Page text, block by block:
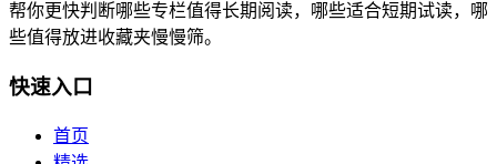
帮你更快判断哪些专栏值得长期阅读，哪些适合短期试读，哪
些值得放进收藏夹慢慢筛。
快速入口
首页